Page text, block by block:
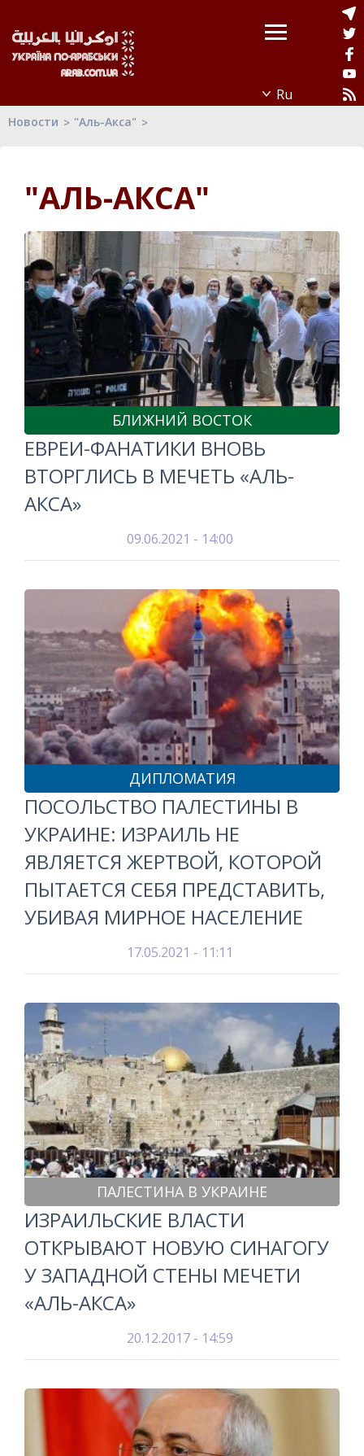
Новости "Аль-Акса"
"АЛЬ-АКСА"
БЛИЖНИЙ ВОСТОК
ЕВРЕИ-ФАНАТИКИ ВНОВЬ
ВТОРГЛИСЬ В МЕЧЕТЬ «АЛЬ-
АКСА»
09.06.2021 - 14:00
ДИПЛОМАТИЯ
ПОСОЛЬСТВО ПАЛЕСТИНЫ В
УКРАИНЕ: ИЗРАИЛЬ НЕ
ЯВЛЯЕТСЯ ЖЕРТВОЙ, КОТОРОЙ
ПЫТАЕТСЯ СЕБЯ ПРЕДСТАВИТЬ,
УБИВАЯ МИРНОЕ НАСЕЛЕНИЕ
17.05.2021 - 11:11
ПАЛЕСТИНА В УКРАИНЕ
ИЗРАИЛЬСКИЕ ВЛАСТИ
ОТКРЫВАЮТ НОВУЮ СИНАГОГУ
У ЗАПАДНОЙ СТЕНЫ МЕЧЕТИ
«АЛЬ-АКСА»
20.12.2017 - 14:59